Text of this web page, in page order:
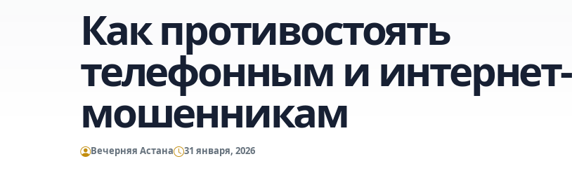
Как противостоять
телефонным и интернет-
мошенникам
Вечерняя Астана 31 января, 2026